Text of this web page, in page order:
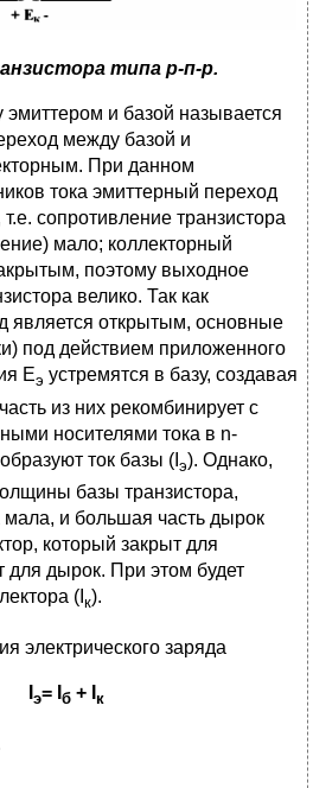
типа р-п-р.
и базой называется
между базой и
При данном
тока эмиттерный переход
сопротивление транзистора
мало; коллекторный
поэтому выходное
велико. Так как
является открытым, основные
под действием приложенного
Еэ устремятся в базу, создавая
из них рекомбинирует с
носителями тока в n-
ток базы (I э). Однако,
базы транзистора,
мала, и большая часть дырок
который закрыт для
для дырок. При этом будет
(I к).
электрического заряда
э= б + к